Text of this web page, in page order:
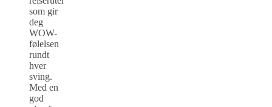
som gir
deg
WOW-
følelsen
rundt
hver
sving.
Med en
god